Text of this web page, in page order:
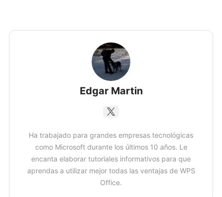
Edgar Martin
Ha trabajado para grandes empresas tecnológicas
como Microsoft durante los últimos 10 años. Le
encanta elaborar tutoriales informativos para que
aprendas a utilizar mejor todas las ventajas de WPS
Office.